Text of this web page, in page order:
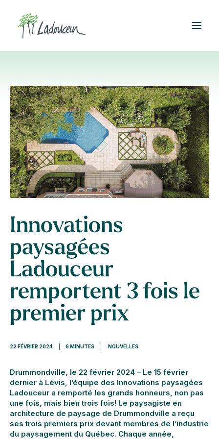
Innovations
paysagées
Ladouceur
remportent 3 fois le
premier prix
22 FÉVRIER 2024 6 MINUTES NOUVELLES
Drummondville, le 22 février 2024 – Le 15 février
dernier à Lévis, l’équipe des Innovations paysagées
Ladouceur a remporté les grands honneurs, non pas
une fois, mais bien trois fois! Le paysagiste en
architecture de paysage de Drummondville a reçu
ses trois premiers prix devant membres de l’industrie
du paysagement du Québec. Chaque année,